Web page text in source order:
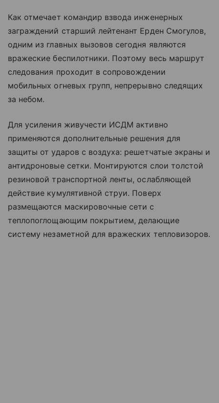
Как отмечает командир взвода инженерных
заграждений старший лейтенант Ерден Смогулов,
одним из главных вызовов сегодня являются
вражеские беспилотники. Поэтому весь маршрут
следования проходит в сопровождении
мобильных огневых групп, непрерывно следящих
за небом.
Для усиления живучести ИСДМ активно
применяются дополнительные решения для
защиты от ударов с воздуха: решетчатые экраны и
антидроновые сетки. Монтируются слои толстой
резиновой транспортной ленты, ослабляющей
действие кумулятивной струи. Поверх
размещаются маскировочные сети с
теплопоглощающим покрытием, делающие
систему незаметной для вражеских тепловизоров.